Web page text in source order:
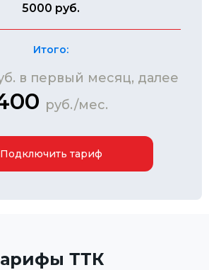
5000 руб.
Итого:
в первый месяц, далее
руб./мес.
Подключить тариф
ТТК